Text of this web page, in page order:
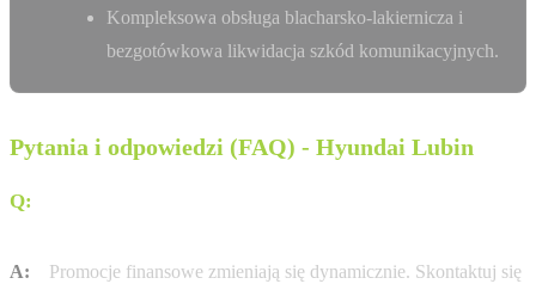
Kompleksowa obsługa blacharsko-lakiernicza i
bezgotówkowa likwidacja szkód komunikacyjnych.
Pytania i odpowiedzi (FAQ) - Hyundai Lubin
Q:
A:
Promocje finansowe zmieniają się dynamicznie. Skontaktuj się